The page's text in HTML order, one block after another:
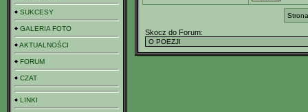
SUKCESY
GALERIA FOTO
AKTUALNOŚCI
FORUM
CZAT
LINKI
Skocz do Forum: